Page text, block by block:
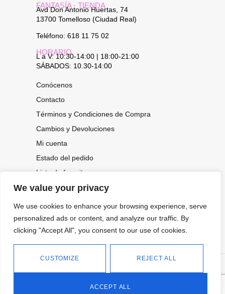
We value your privacy
We use cookies to enhance your browsing experience, serve
personalized ads or content, and analyze our traffic. By
clicking "Accept All", you consent to our use of cookies.
CUSTOMIZE REJECT ALL
ACCEPT ALL
FANTASÍA - TIENDA
Avd Don Antonio Huertas, 74
13700 Tomelloso (Ciudad Real)
Teléfono: 618 11 75 02
HORARIO
L a V: 10:30-14:00 | 18:00-21:00
SÁBADOS: 10.30-14:00
Conócenos
Contacto
Términos y Condiciones de Compra
Cambios y Devoluciones
Mi cuenta
Estado del pedido
Lista de favoritos
CONOCE NUESTRAS NOVEDADES,
OFERTAS...
2026.